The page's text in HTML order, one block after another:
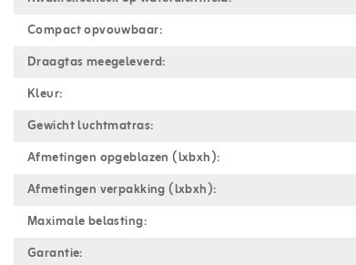
Compact opvouwbaar:
Draagtas meegeleverd:
Kleur:
Gewicht luchtmatras:
Afmetingen opgeblazen (lxbxh):
Afmetingen verpakking (lxbxh):
Maximale belasting:
Garantie: